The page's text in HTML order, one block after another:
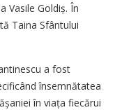
Vasile Goldiș. În
Taina Sfântului
a fost
însemnătatea
în viața fiecărui